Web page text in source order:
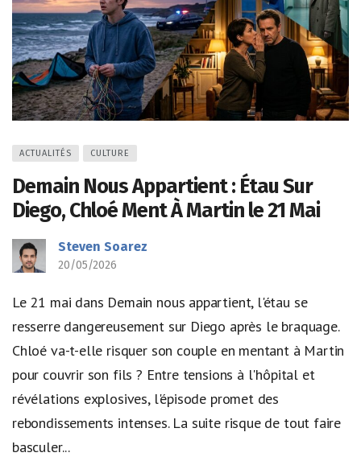
ACTUALITÉS CULTURE
Demain Nous Appartient : Étau Sur
Diego, Chloé Ment À Martin le 21 Mai
Steven Soarez
20/05/2026
Le 21 mai dans Demain nous appartient, l'étau se
resserre dangereusement sur Diego après le braquage.
Chloé va-t-elle risquer son couple en mentant à Martin
pour couvrir son fils ? Entre tensions à l'hôpital et
révélations explosives, l'épisode promet des
rebondissements intenses. La suite risque de tout faire
basculer...